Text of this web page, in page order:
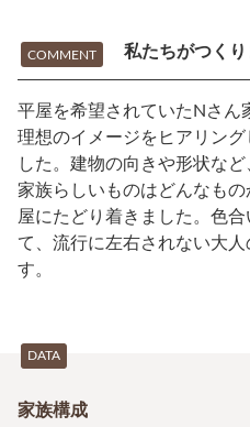
COMMENT 私たちがつくり
平屋を希望されていたNさん
理想のイメージをヒアリン
した。建物の向きや形状な
家族らしいものはどんなも
屋にたどり着きました。色
て、流行に左右されない大
す。
DATA
家族構成